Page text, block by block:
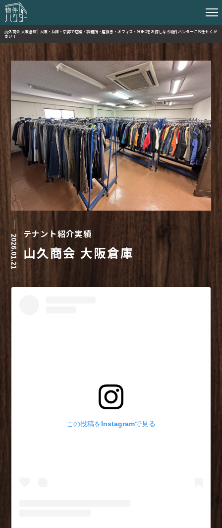
山久商会 大阪倉庫 | 大阪・兵庫・京都で店舗・事務所・居抜き・オフィス・SOHOをお探しなら物件ハンターにお任せくだ
さい！
2026.01.21 テナント紹介実績
山久商会 大阪倉庫
この投稿をInstagramで見る